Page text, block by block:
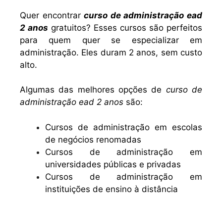
Quer encontrarcurso de administração ead
2 anos gratuitos? Esses cursos são perfeitos
para quem quer se especializar em
administração. Eles duram 2 anos, sem custo
alto.
Algumas das melhores opções de curso de
administração ead 2 anos são:
Cursos de administração em escolas
de negócios renomadas
Cursos de administração em
universidades públicas e privadas
Cursos de administração em
instituições de ensino à distância